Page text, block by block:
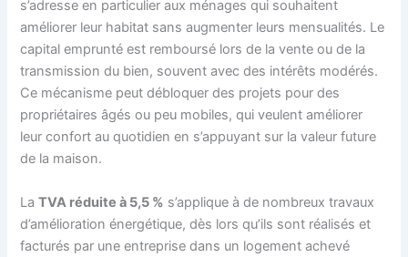
s’adresse en particulier aux ménages qui souhaitent
améliorer leur habitat sans augmenter leurs mensualités. Le
capital emprunté est remboursé lors de la vente ou de la
transmission du bien, souvent avec des intérêts modérés.
Ce mécanisme peut débloquer des projets pour des
propriétaires âgés ou peu mobiles, qui veulent améliorer
leur confort au quotidien en s’appuyant sur la valeur future
de la maison.
LaTVA réduite à 5,5 % s’applique à de nombreux travaux
d’amélioration énergétique, dès lors qu’ils sont réalisés et
facturés par une entreprise dans un logement achevé